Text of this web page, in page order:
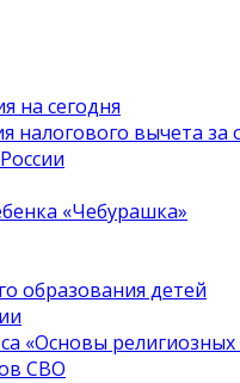
на сегодня
налогового вычета за
«Чебурашка»
образования детей
«Основы религиозных
СВО